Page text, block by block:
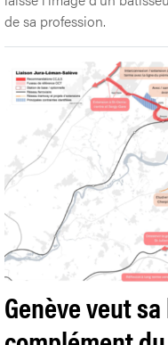
#Hommage Fondateur
laisse l'image d'un
de sa profession.